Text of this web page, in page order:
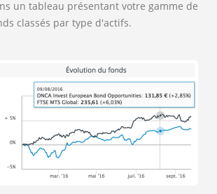
un tableau présentant votre gamme de
classés par type d'actifs.